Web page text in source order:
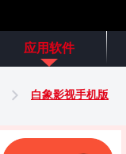
应用软件
白象影视手机版